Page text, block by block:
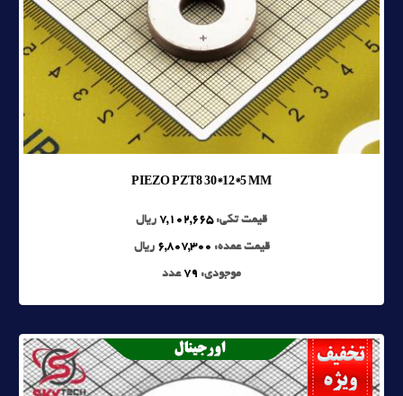
PIEZO PZT8 30*12*5 MM
قیمت تکی:7,102,665 ریال
قیمت عمده: 6,807,300 ریال
موجودی: 79عدد